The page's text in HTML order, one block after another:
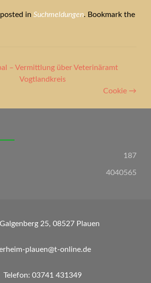
in Suchmeldungen. Bookmark the
– Vermittlung über Veterinäramt
Vogtlandkreis
Cookie →
187
4040565
25, 08527 Plauen
plauen@t-online.de
Telefon: 03741 431349